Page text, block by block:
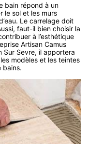
bain répond à un
le sol et les murs
Le carrelage doit
faut-il bien choisir la
à l’esthétique
Artisan Camus
Sur Sevre, il apportera
modèles et les teintes
bains.